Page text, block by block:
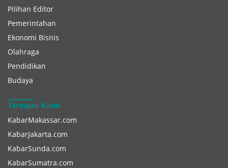
Pilihan Editor
Pemerintahan
Ekonomi Bisnis
Olahraga
Pendidikan
Budaya
Jaringan Kami
KabarMakassar.com
KabarJakarta.com
KabarSunda.com
KabarSumatra.com